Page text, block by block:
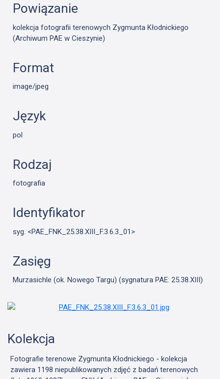
Powiązanie
kolekcja fotografii terenowych Zygmunta Kłodnickiego
(Archiwum PAE w Cieszynie)
Format
image/jpeg
Język
pol
Rodzaj
fotografia
Identyfikator
syg. <PAE_FNK_25.38.XIII_F.3.6.3_01>
Zasięg
Murzasichle (ok. Nowego Targu) (sygnatura PAE: 25.38.XIII)
Kolekcja
Fotografie terenowe Zygmunta Kłodnickiego - kolekcja
zawiera 1198 niepublikowanych zdjęć z badań terenowych